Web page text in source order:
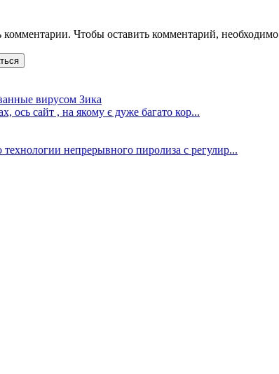
комментарии. Чтобы оставить комментарий, необходимо
вирусом Зика
ось сайт , на якому є дуже багато кор...
непрерывного пиролиза с регулир...